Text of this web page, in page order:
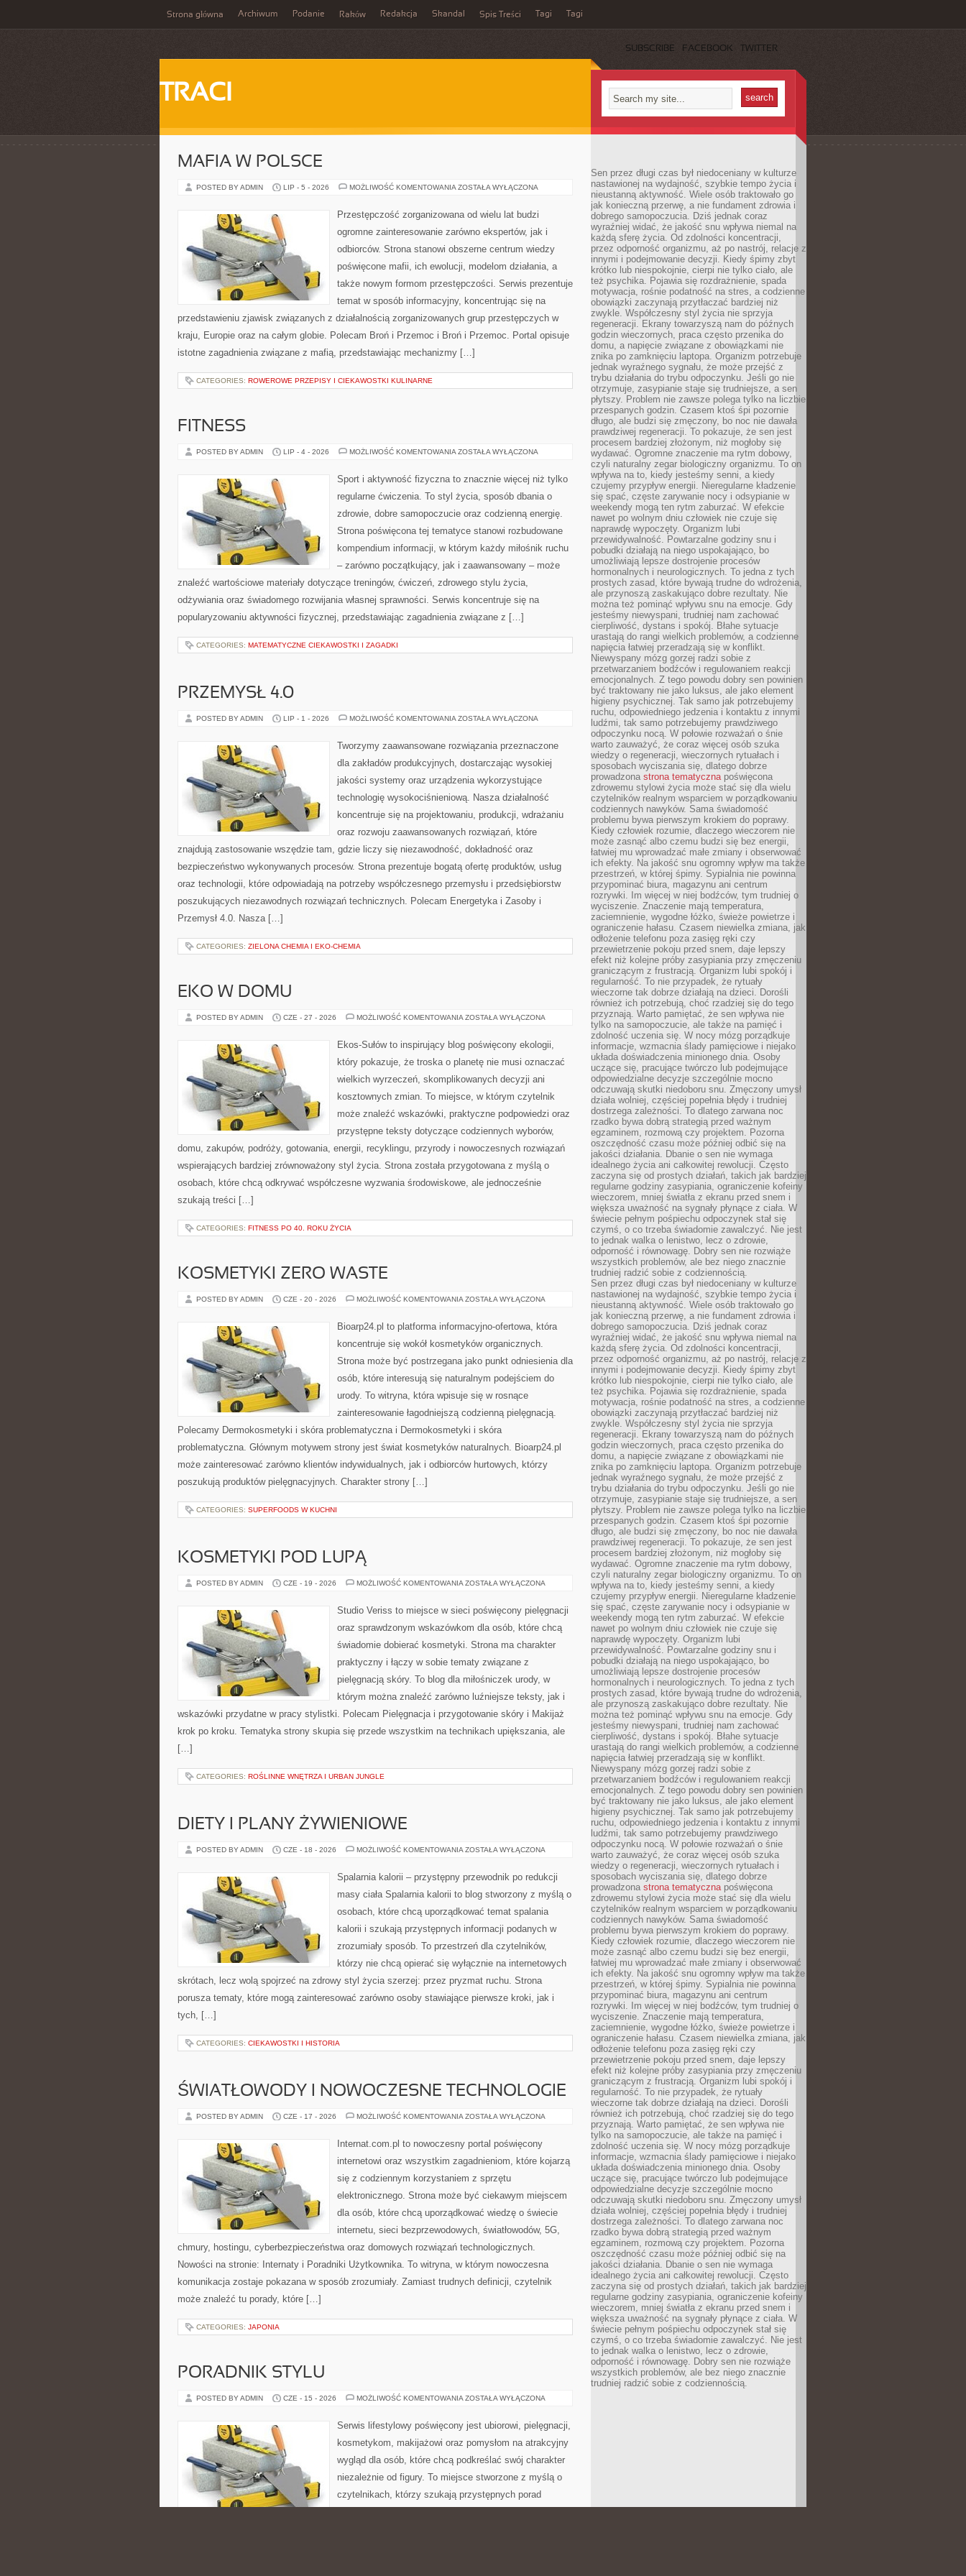
Strona główna Archiwum Podanie Raków Redakcja Skandal Spis Treści Tagi Tagi
SUBSCRIBE FACEBOOK TWITTER
TRACI
MAFIA W POLSCE
POSTED BY ADMIN LIP - 5 - 2026 MOŻLIWOŚĆ KOMENTOWANIA MAFIA
ZOSTAŁA WYŁĄCZONA
Przestępczość zorganizowana od wielu lat budzi
ogromne zainteresowanie zarówno ekspertów, jak i
odbiorców. Strona stanowi obszerne centrum wiedzy
poświęcone mafii, ich ewolucji, modelom działania, a
także nowym formom przestępczości. Serwis prezentuje
temat w sposób informacyjny, koncentrując się na
przedstawieniu zjawisk związanych z działalnością zorganizowanych grup przestępczych w
kraju, Europie oraz na całym globie. Polecam Broń i Przemoc i Broń i Przemoc. Portal opisuje
istotne zagadnienia związane z mafią, przedstawiając mechanizmy […]
CATEGORIES: ROWEROWE PRZEPISY I CIEKAWOSTKI KULINARNE
FITNESS
POSTED BY ADMIN LIP - 4 - 2026 MOŻLIWOŚĆ KOMENTOWANIA FITNESS
ZOSTAŁA WYŁĄCZONA
Sport i aktywność fizyczna to znacznie więcej niż tylko
regularne ćwiczenia. To styl życia, sposób dbania o
zdrowie, dobre samopoczucie oraz codzienną energię.
Strona poświęcona tej tematyce stanowi rozbudowane
kompendium informacji, w którym każdy miłośnik ruchu
– zarówno początkujący, jak i zaawansowany – może
znaleźć wartościowe materiały dotyczące treningów, ćwiczeń, zdrowego stylu życia,
odżywiania oraz świadomego rozwijania własnej sprawności. Serwis koncentruje się na
popularyzowaniu aktywności fizycznej, przedstawiając zagadnienia związane z […]
CATEGORIES: MATEMATYCZNE CIEKAWOSTKI I ZAGADKI
PRZEMYSŁ 4.0
POSTED BY ADMIN LIP - 1 - 2026 MOŻLIWOŚĆ KOMENTOWANIA PRZEMYSŁ
ZOSTAŁA WYŁĄCZONA
Tworzymy zaawansowane rozwiązania przeznaczone
dla zakładów produkcyjnych, dostarczając wysokiej
jakości systemy oraz urządzenia wykorzystujące
technologię wysokociśnieniową. Nasza działalność
koncentruje się na projektowaniu, produkcji, wdrażaniu
oraz rozwoju zaawansowanych rozwiązań, które
znajdują zastosowanie wszędzie tam, gdzie liczy się niezawodność, dokładność oraz
bezpieczeństwo wykonywanych procesów. Strona prezentuje bogatą ofertę produktów, usług
oraz technologii, które odpowiadają na potrzeby współczesnego przemysłu i przedsiębiorstw
poszukujących niezawodnych rozwiązań technicznych. Polecam Energetyka i Zasoby i
Przemysł 4.0. Nasza […]
CATEGORIES: ZIELONA CHEMIA I EKO-CHEMIA
EKO W DOMU
POSTED BY ADMIN CZE - 27 - 2026 MOŻLIWOŚĆ KOMENTOWANIA EKO
ZOSTAŁA WYŁĄCZONA
Ekos-Sułów to inspirujący blog poświęcony ekologii,
który pokazuje, że troska o planetę nie musi oznaczać
wielkich wyrzeczeń, skomplikowanych decyzji ani
kosztownych zmian. To miejsce, w którym czytelnik
może znaleźć wskazówki, praktyczne podpowiedzi oraz
przystępne teksty dotyczące codziennych wyborów,
domu, zakupów, podróży, gotowania, energii, recyklingu, przyrody i nowoczesnych rozwiązań
wspierających bardziej zrównoważony styl życia. Strona została przygotowana z myślą o
osobach, które chcą odkrywać współczesne wyzwania środowiskowe, ale jednocześnie
szukają treści […]
CATEGORIES: FITNESS PO 40. ROKU ŻYCIA
KOSMETYKI ZERO WASTE
POSTED BY ADMIN CZE - 20 - 2026 MOŻLIWOŚĆ KOMENTOWANIA KOSMETYKI
ZOSTAŁA WYŁĄCZONA
Bioarp24.pl to platforma informacyjno-ofertowa, która
koncentruje się wokół kosmetyków organicznych.
Strona może być postrzegana jako punkt odniesienia dla
osób, które interesują się naturalnym podejściem do
urody. To witryna, która wpisuje się w rosnące
zainteresowanie łagodniejszą codzienną pielęgnacją.
Polecamy Dermokosmetyki i skóra problematyczna i Dermokosmetyki i skóra
problematyczna. Głównym motywem strony jest świat kosmetyków naturalnych. Bioarp24.pl
może zainteresować zarówno klientów indywidualnych, jak i odbiorców hurtowych, którzy
poszukują produktów pielęgnacyjnych. Charakter strony […]
CATEGORIES: SUPERFOODS W KUCHNI
KOSMETYKI POD LUPĄ
POSTED BY ADMIN CZE - 19 - 2026 MOŻLIWOŚĆ KOMENTOWANIA KOSMETYKI
ZOSTAŁA WYŁĄCZONA
Studio Veriss to miejsce w sieci poświęcony pielęgnacji
oraz sprawdzonym wskazówkom dla osób, które chcą
świadomie dobierać kosmetyki. Strona ma charakter
praktyczny i łączy w sobie tematy związane z
pielęgnacją skóry. To blog dla miłośniczek urody, w
którym można znaleźć zarówno luźniejsze teksty, jak i
wskazówki przydatne w pracy stylistki. Polecam Pielęgnacja i przygotowanie skóry i Makijaż
krok po kroku. Tematyka strony skupia się przede wszystkim na technikach upiększania, ale
[…]
CATEGORIES: ROŚLINNE WNĘTRZA I URBAN JUNGLE
DIETY I PLANY ŻYWIENIOWE
POSTED BY ADMIN CZE - 18 - 2026 MOŻLIWOŚĆ KOMENTOWANIA DIETY
ŻYWIENIOWE
ZOSTAŁA WYŁĄCZONA
Spalarnia kalorii – przystępny przewodnik po redukcji
masy ciała Spalarnia kalorii to blog stworzony z myślą o
osobach, które chcą uporządkować temat spalania
kalorii i szukają przystępnych informacji podanych w
zrozumiały sposób. To przestrzeń dla czytelników,
którzy nie chcą opierać się wyłącznie na internetowych
skrótach, lecz wolą spojrzeć na zdrowy styl życia szerzej: przez pryzmat ruchu. Strona
porusza tematy, które mogą zainteresować zarówno osoby stawiające pierwsze kroki, jak i
tych, […]
CATEGORIES: CIEKAWOSTKI I HISTORIA
ŚWIATŁOWODY I NOWOCZESNE TECHNOLOGIE
POSTED BY ADMIN CZE - 17 - 2026 MOŻLIWOŚĆ KOMENTOWANIA ŚWIATŁOWODY
TECHNOLOGIE
ZOSTAŁA WYŁĄCZONA
Internat.com.pl to nowoczesny portal poświęcony
internetowi oraz wszystkim zagadnieniom, które kojarzą
się z codziennym korzystaniem z sprzętu
elektronicznego. Strona może być ciekawym miejscem
dla osób, które chcą uporządkować wiedzę o świecie
internetu, sieci bezprzewodowych, światłowodów, 5G,
chmury, hostingu, cyberbezpieczeństwa oraz domowych rozwiązań technologicznych.
Nowości na stronie: Internaty i Poradniki Użytkownika. To witryna, w którym nowoczesna
komunikacja zostaje pokazana w sposób zrozumiały. Zamiast trudnych definicji, czytelnik
może znaleźć tu porady, które […]
CATEGORIES: JAPONIA
PORADNIK STYLU
POSTED BY ADMIN CZE - 15 - 2026 MOŻLIWOŚĆ KOMENTOWANIA PORADNIK
ZOSTAŁA WYŁĄCZONA
Serwis lifestylowy poświęcony jest ubiorowi, pielęgnacji,
kosmetykom, makijażowi oraz pomysłom na atrakcyjny
wygląd dla osób, które chcą podkreślać swój charakter
niezależnie od figury. To miejsce stworzone z myślą o
czytelnikach, którzy szukają przystępnych porad
Sen przez długi czas był niedoceniany w kulturze
nastawionej na wydajność, szybkie tempo życia i
nieustanną aktywność. Wiele osób traktowało go
jak konieczną przerwę, a nie fundament zdrowia i
dobrego samopoczucia. Dziś jednak coraz
wyraźniej widać, że jakość snu wpływa niemal na
każdą sferę życia. Od zdolności koncentracji,
przez odporność organizmu, aż po nastrój, relacje z
innymi i podejmowanie decyzji. Kiedy śpimy zbyt
krótko lub niespokojnie, cierpi nie tylko ciało, ale
też psychika. Pojawia się rozdrażnienie, spada
motywacja, rośnie podatność na stres, a codzienne
obowiązki zaczynają przytłaczać bardziej niż
zwykle. Współczesny styl życia nie sprzyja
regeneracji. Ekrany towarzyszą nam do późnych
godzin wieczornych, praca często przenika do
domu, a napięcie związane z obowiązkami nie
znika po zamknięciu laptopa. Organizm potrzebuje
jednak wyraźnego sygnału, że może przejść z
trybu działania do trybu odpoczynku. Jeśli go nie
otrzymuje, zasypianie staje się trudniejsze, a sen
płytszy. Problem nie zawsze polega tylko na liczbie
przespanych godzin. Czasem ktoś śpi pozornie
długo, ale budzi się zmęczony, bo noc nie dawała
prawdziwej regeneracji. To pokazuje, że sen jest
procesem bardziej złożonym, niż mogłoby się
wydawać. Ogromne znaczenie ma rytm dobowy,
czyli naturalny zegar biologiczny organizmu. To on
wpływa na to, kiedy jesteśmy senni, a kiedy
czujemy przypływ energii. Nieregularne kładzenie
się spać, częste zarywanie nocy i odsypianie w
weekendy mogą ten rytm zaburzać. W efekcie
nawet po wolnym dniu człowiek nie czuje się
naprawdę wypoczęty. Organizm lubi
przewidywalność. Powtarzalne godziny snu i
pobudki działają na niego uspokajająco, bo
umożliwiają lepsze dostrojenie procesów
hormonalnych i neurologicznych. To jedna z tych
prostych zasad, które bywają trudne do wdrożenia,
ale przynoszą zaskakująco dobre rezultaty. Nie
można też pominąć wpływu snu na emocje. Gdy
jesteśmy niewyspani, trudniej nam zachować
cierpliwość, dystans i spokój. Błahe sytuacje
urastają do rangi wielkich problemów, a codzienne
napięcia łatwiej przeradzają się w konflikt.
Niewyspany mózg gorzej radzi sobie z
przetwarzaniem bodźców i regulowaniem reakcji
emocjonalnych. Z tego powodu dobry sen powinien
być traktowany nie jako luksus, ale jako element
higieny psychicznej. Tak samo jak potrzebujemy
ruchu, odpowiedniego jedzenia i kontaktu z innymi
ludźmi, tak samo potrzebujemy prawdziwego
odpoczynku nocą. W połowie rozważań o śnie
warto zauważyć, że coraz więcej osób szuka
wiedzy o regeneracji, wieczornych rytuałach i
sposobach wyciszania się, dlatego dobrze
prowadzona strona tematycznapoświęcona
zdrowemu stylowi życia może stać się dla wielu
czytelników realnym wsparciem w porządkowaniu
codziennych nawyków. Sama świadomość
problemu bywa pierwszym krokiem do poprawy.
Kiedy człowiek rozumie, dlaczego wieczorem nie
może zasnąć albo czemu budzi się bez energii,
łatwiej mu wprowadzać małe zmiany i obserwować
ich efekty. Na jakość snu ogromny wpływ ma także
przestrzeń, w której śpimy. Sypialnia nie powinna
przypominać biura, magazynu ani centrum
rozrywki. Im więcej w niej bodźców, tym trudniej o
wyciszenie. Znaczenie mają temperatura,
zaciemnienie, wygodne łóżko, świeże powietrze i
ograniczenie hałasu. Czasem niewielka zmiana, jak
odłożenie telefonu poza zasięg ręki czy
przewietrzenie pokoju przed snem, daje lepszy
efekt niż kolejne próby zasypiania przy zmęczeniu
graniczącym z frustracją. Organizm lubi spokój i
regularność. To nie przypadek, że rytuały
wieczorne tak dobrze działają na dzieci. Dorośli
również ich potrzebują, choć rzadziej się do tego
przyznają. Warto pamiętać, że sen wpływa nie
tylko na samopoczucie, ale także na pamięć i
zdolność uczenia się. W nocy mózg porządkuje
informacje, wzmacnia ślady pamięciowe i niejako
układa doświadczenia minionego dnia. Osoby
uczące się, pracujące twórczo lub podejmujące
odpowiedzialne decyzje szczególnie mocno
odczuwają skutki niedoboru snu. Zmęczony umysł
działa wolniej, częściej popełnia błędy i trudniej
dostrzega zależności. To dlatego zarwana noc
rzadko bywa dobrą strategią przed ważnym
egzaminem, rozmową czy projektem. Pozorna
oszczędność czasu może później odbić się na
jakości działania. Dbanie o sen nie wymaga
idealnego życia ani całkowitej rewolucji. Często
zaczyna się od prostych działań, takich jak bardziej
regularne godziny zasypiania, ograniczenie kofeiny
wieczorem, mniej światła z ekranu przed snem i
większa uważność na sygnały płynące z ciała. W
świecie pełnym pośpiechu odpoczynek stał się
czymś, o co trzeba świadomie zawalczyć. Nie jest
to jednak walka o lenistwo, lecz o zdrowie,
odporność i równowagę. Dobry sen nie rozwiąże
wszystkich problemów, ale bez niego znacznie
trudniej radzić sobie z codziennością.
Sen przez długi czas był niedoceniany w kulturze
nastawionej na wydajność, szybkie tempo życia i
nieustanną aktywność. Wiele osób traktowało go
jak konieczną przerwę, a nie fundament zdrowia i
dobrego samopoczucia. Dziś jednak coraz
wyraźniej widać, że jakość snu wpływa niemal na
każdą sferę życia. Od zdolności koncentracji,
przez odporność organizmu, aż po nastrój, relacje z
innymi i podejmowanie decyzji. Kiedy śpimy zbyt
krótko lub niespokojnie, cierpi nie tylko ciało, ale
też psychika. Pojawia się rozdrażnienie, spada
motywacja, rośnie podatność na stres, a codzienne
obowiązki zaczynają przytłaczać bardziej niż
zwykle. Współczesny styl życia nie sprzyja
regeneracji. Ekrany towarzyszą nam do późnych
godzin wieczornych, praca często przenika do
domu, a napięcie związane z obowiązkami nie
znika po zamknięciu laptopa. Organizm potrzebuje
jednak wyraźnego sygnału, że może przejść z
trybu działania do trybu odpoczynku. Jeśli go nie
otrzymuje, zasypianie staje się trudniejsze, a sen
płytszy. Problem nie zawsze polega tylko na liczbie
przespanych godzin. Czasem ktoś śpi pozornie
długo, ale budzi się zmęczony, bo noc nie dawała
prawdziwej regeneracji. To pokazuje, że sen jest
procesem bardziej złożonym, niż mogłoby się
wydawać. Ogromne znaczenie ma rytm dobowy,
czyli naturalny zegar biologiczny organizmu. To on
wpływa na to, kiedy jesteśmy senni, a kiedy
czujemy przypływ energii. Nieregularne kładzenie
się spać, częste zarywanie nocy i odsypianie w
weekendy mogą ten rytm zaburzać. W efekcie
nawet po wolnym dniu człowiek nie czuje się
naprawdę wypoczęty. Organizm lubi
przewidywalność. Powtarzalne godziny snu i
pobudki działają na niego uspokajająco, bo
umożliwiają lepsze dostrojenie procesów
hormonalnych i neurologicznych. To jedna z tych
prostych zasad, które bywają trudne do wdrożenia,
ale przynoszą zaskakująco dobre rezultaty. Nie
można też pominąć wpływu snu na emocje. Gdy
jesteśmy niewyspani, trudniej nam zachować
cierpliwość, dystans i spokój. Błahe sytuacje
urastają do rangi wielkich problemów, a codzienne
napięcia łatwiej przeradzają się w konflikt.
Niewyspany mózg gorzej radzi sobie z
przetwarzaniem bodźców i regulowaniem reakcji
emocjonalnych. Z tego powodu dobry sen powinien
być traktowany nie jako luksus, ale jako element
higieny psychicznej. Tak samo jak potrzebujemy
ruchu, odpowiedniego jedzenia i kontaktu z innymi
ludźmi, tak samo potrzebujemy prawdziwego
odpoczynku nocą. W połowie rozważań o śnie
warto zauważyć, że coraz więcej osób szuka
wiedzy o regeneracji, wieczornych rytuałach i
sposobach wyciszania się, dlatego dobrze
prowadzona strona tematycznapoświęcona
zdrowemu stylowi życia może stać się dla wielu
czytelników realnym wsparciem w porządkowaniu
codziennych nawyków. Sama świadomość
problemu bywa pierwszym krokiem do poprawy.
Kiedy człowiek rozumie, dlaczego wieczorem nie
może zasnąć albo czemu budzi się bez energii,
łatwiej mu wprowadzać małe zmiany i obserwować
ich efekty. Na jakość snu ogromny wpływ ma także
przestrzeń, w której śpimy. Sypialnia nie powinna
przypominać biura, magazynu ani centrum
rozrywki. Im więcej w niej bodźców, tym trudniej o
wyciszenie. Znaczenie mają temperatura,
zaciemnienie, wygodne łóżko, świeże powietrze i
ograniczenie hałasu. Czasem niewielka zmiana, jak
odłożenie telefonu poza zasięg ręki czy
przewietrzenie pokoju przed snem, daje lepszy
efekt niż kolejne próby zasypiania przy zmęczeniu
graniczącym z frustracją. Organizm lubi spokój i
regularność. To nie przypadek, że rytuały
wieczorne tak dobrze działają na dzieci. Dorośli
również ich potrzebują, choć rzadziej się do tego
przyznają. Warto pamiętać, że sen wpływa nie
tylko na samopoczucie, ale także na pamięć i
zdolność uczenia się. W nocy mózg porządkuje
informacje, wzmacnia ślady pamięciowe i niejako
układa doświadczenia minionego dnia. Osoby
uczące się, pracujące twórczo lub podejmujące
odpowiedzialne decyzje szczególnie mocno
odczuwają skutki niedoboru snu. Zmęczony umysł
działa wolniej, częściej popełnia błędy i trudniej
dostrzega zależności. To dlatego zarwana noc
rzadko bywa dobrą strategią przed ważnym
egzaminem, rozmową czy projektem. Pozorna
oszczędność czasu może później odbić się na
jakości działania. Dbanie o sen nie wymaga
idealnego życia ani całkowitej rewolucji. Często
zaczyna się od prostych działań, takich jak bardziej
regularne godziny zasypiania, ograniczenie kofeiny
wieczorem, mniej światła z ekranu przed snem i
większa uważność na sygnały płynące z ciała. W
świecie pełnym pośpiechu odpoczynek stał się
czymś, o co trzeba świadomie zawalczyć. Nie jest
to jednak walka o lenistwo, lecz o zdrowie,
odporność i równowagę. Dobry sen nie rozwiąże
wszystkich problemów, ale bez niego znacznie
trudniej radzić sobie z codziennością.